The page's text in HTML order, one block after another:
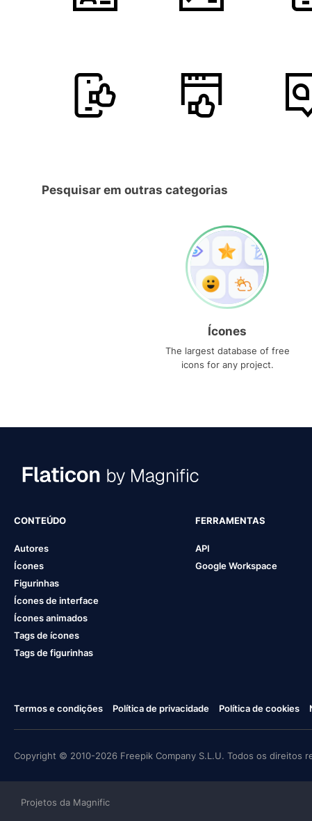
Pesquisar em outras categorias
Ícones
The largest database of free
icons for any project.
CONTEÚDO
Autores
Ícones
Figurinhas
Ícones de interface
Ícones animados
Tags de ícones
Tags de figurinhas
FERRAMENTAS
API
Google Workspace
Termos e condições Política de privacidade Política de cookies
Copyright © 2010-2026 Freepik Company S.L.U. Todos os direitos
Projetos da Magnific